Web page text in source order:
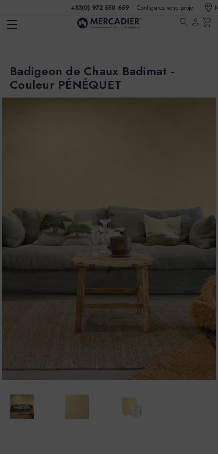
+33(0) 972 550 659 Configurez votre projet
search person shopping_cart
Badigeon de Chaux Badimat -
Couleur PÉNÉQUET